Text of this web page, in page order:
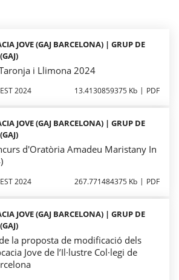
JOVE (GAJ BARCELONA) | GRUP DE
i Llimona 2024
2024 13.4130859375 Kb PDF
JOVE (GAJ BARCELONA) | GRUP DE
d'Oratòria Amadeu Maristany In
2024 267.771484375 Kb PDF
JOVE (GAJ BARCELONA) | GRUP DE
la proposta de modificació dels
Jove de l’Il·lustre Col·legi de